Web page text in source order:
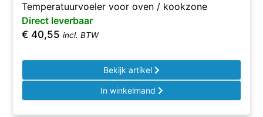
Temperatuurvoeler voor oven / kookzone
Direct leverbaar
€ 40,55 incl. BTW
Bekijk artikel
In winkelmand